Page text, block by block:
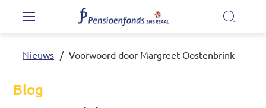
Overslaan en naar de inhoud gaan
Ons pensioenfonds
Onze regeling
Nieuws Voorwoord door Margreet Oostenbrink
Blog